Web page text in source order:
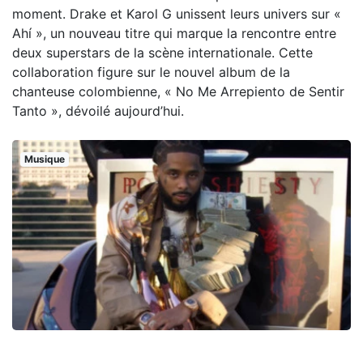
moment. Drake et Karol G unissent leurs univers sur «
Ahí », un nouveau titre qui marque la rencontre entre
deux superstars de la scène internationale. Cette
collaboration figure sur le nouvel album de la
chanteuse colombienne, « No Me Arrepiento de Sentir
Tanto », dévoilé aujourd’hui.
Musique